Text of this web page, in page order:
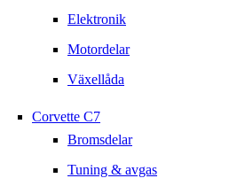
Elektronik
Motordelar
Växellåda
Corvette C7
Bromsdelar
Tuning & avgas